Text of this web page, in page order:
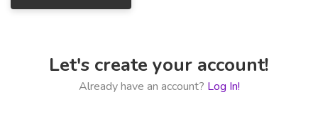
Let's create your account!
Already have an account? Log In!